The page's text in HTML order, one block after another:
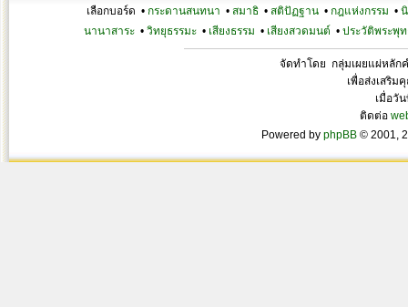
เลือกบอร์ด • กระดานสนทนา • สมาธิ • สติปัฏฐาน • กฎแห่งกรรม •
นานาสาระ• วิทยุธรรมะ• เสียงธรรม • เสียงสวดมนต์ • ประวัติพระพุท
จัดทำโดย กลุ่มเผยแผ่หลัก
เพื่อส่งเสริม
เมื่อวั
ติดต่อ
Powered by phpBB © 2001,